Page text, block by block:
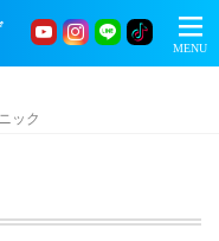
ック